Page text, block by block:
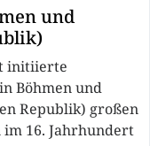
und
initiierte
Böhmen und
Republik) großen
16. Jahrhundert